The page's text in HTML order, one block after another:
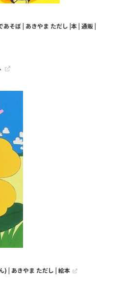
そぼ | あきやま ただし |本 | 通販 |
| あきやま ただし | 絵本